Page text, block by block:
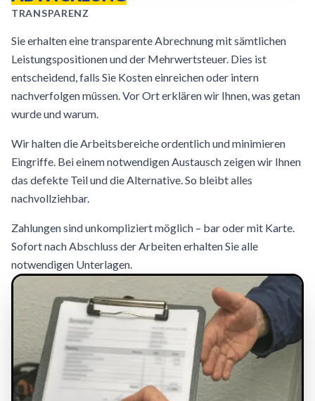
TRANSPARENZ
Sie erhalten eine transparente Abrechnung mit sämtlichen
Leistungspositionen und der Mehrwertsteuer. Dies ist
entscheidend, falls Sie Kosten einreichen oder intern
nachverfolgen müssen. Vor Ort erklären wir Ihnen, was getan
wurde und warum.
Wir halten die Arbeitsbereiche ordentlich und minimieren
Eingriffe. Bei einem notwendigen Austausch zeigen wir Ihnen
das defekte Teil und die Alternative. So bleibt alles
nachvollziehbar.
Zahlungen sind unkompliziert möglich – bar oder mit Karte.
Sofort nach Abschluss der Arbeiten erhalten Sie alle
notwendigen Unterlagen.